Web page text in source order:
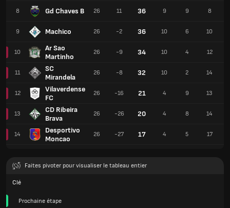
8 Gd Chaves B
9 Machico
10
Ar Sao
Martinho
11
SC
Mirandela
12
Vilaverdense
FC
13
CD Ribeira
Brava
14
Desportivo
Moncao
26 11 36 9 9 8
26 -2 36 10 6 10
26 -9 34 10 4 12
26 -8 32 10 2 14
26 -16 21 4 9 13
26 -26 20 4 8 14
26 -27 17 4 5 17
Faites pivoter pour visualiser le tableau entier
Clé
Prochaine étape